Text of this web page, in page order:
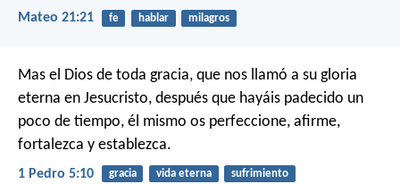
Mateo 21:21 fe hablar milagros
Mas el Dios de toda gracia, que nos llamó a su gloria
eterna en Jesucristo, después que hayáis padecido un
poco de tiempo, él mismo os perfeccione, afirme,
fortalezca y establezca.
1 Pedro 5:10 gracia vida eterna sufrimiento